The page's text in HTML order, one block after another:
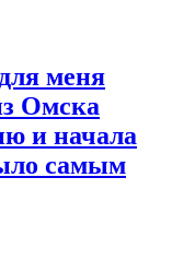
меня
Омска
и начала
самым